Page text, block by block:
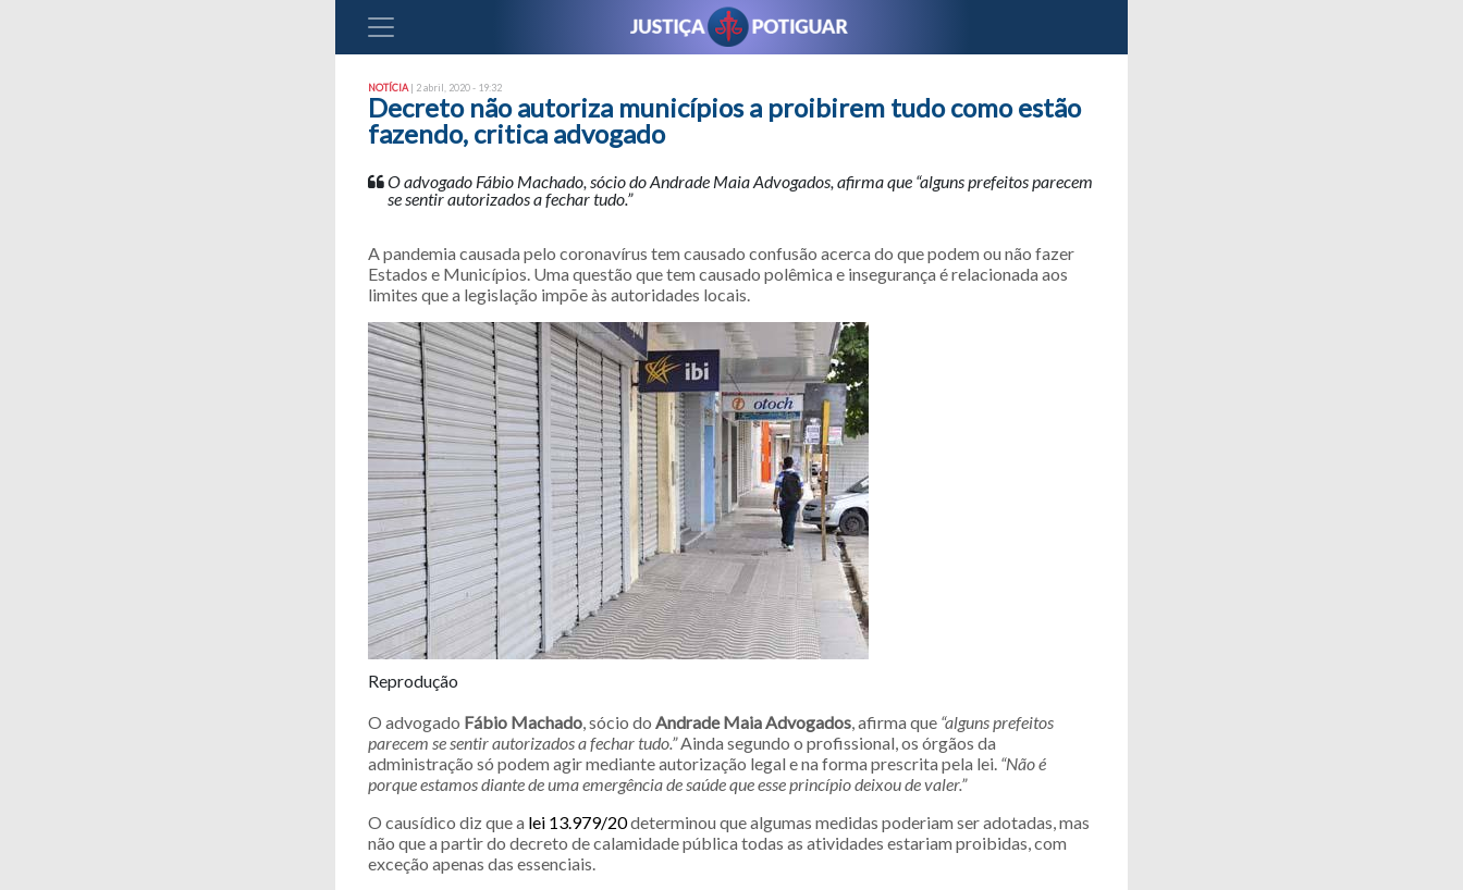
NOTÍCIA | 2 abril, 2020 - 19:32
Decreto não autoriza municípios a proibirem tudo como estão
fazendo, critica advogado
O advogado Fábio Machado, sócio do Andrade Maia Advogados, afirma que “alguns prefeitos parecem
se sentir autorizados a fechar tudo.”
A pandemia causada pelo coronavírus tem causado confusão acerca do que podem ou não fazer
Estados e Municípios. Uma questão que tem causado polêmica e insegurança é relacionada aos
limites que a legislação impõe às autoridades locais.
Reprodução
O advogado Fábio Machado, sócio do Andrade Maia Advogados, afirma que “alguns prefeitos
parecem se sentir autorizados a fechar tudo.”Ainda segundo o profissional, os órgãos da
administração só podem agir mediante autorização legal e na forma prescrita pela lei. “Não é
porque estamos diante de uma emergência de saúde que esse princípio deixou de valer.”
O causídico diz que a lei 13.979/20determinou que algumas medidas poderiam ser adotadas, mas
não que a partir do decreto de calamidade pública todas as atividades estariam proibidas, com
exceção apenas das essenciais.